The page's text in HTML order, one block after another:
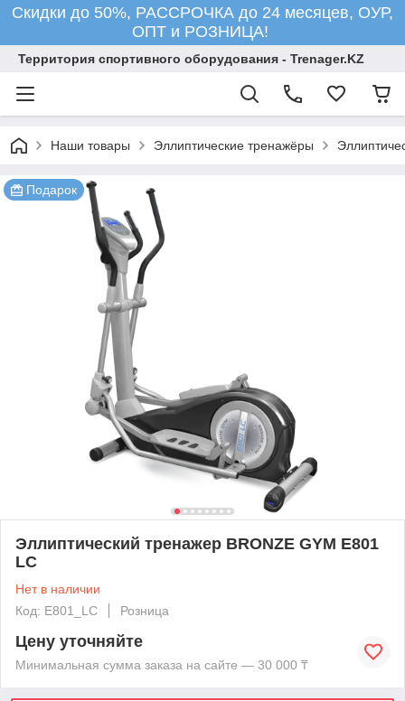
Скидки до 50%, РАССРОЧКА до 24 месяцев, ОУР,
ОПТ и РОЗНИЦА!
Территория спортивного оборудования - Trenager.KZ
Наши товары Эллиптические тренажёры
Подарок
Эллиптический тренажер BRONZE GYM E801
LC
Нет в наличии
Код: E801_LC
Розница
Цену уточняйте
Минимальная сумма заказа на сайте — 30 000 ₸